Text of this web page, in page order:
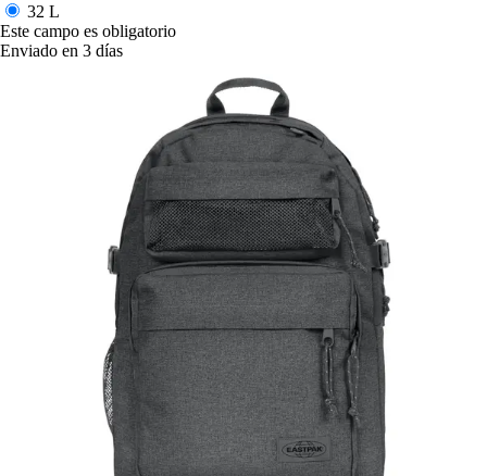
32 L
Este campo es obligatorio
Enviado en 3 días